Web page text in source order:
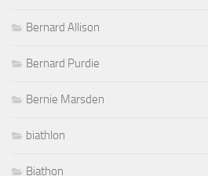
Bernard Allison
Bernard Purdie
Bernie Marsden
biathlon
Biathon